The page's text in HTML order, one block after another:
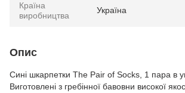
Країна
виробництва
Україна
Опис
Сині шкарпетки The Pair of Socks, 1 пара в
Виготовлені з гребінної бавовни високої